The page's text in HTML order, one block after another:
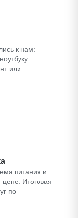
к нам:
или
питания и
цене. Итоговая
по